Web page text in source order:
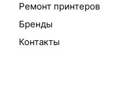
Ремонт принтеров
Бренды
Контакты